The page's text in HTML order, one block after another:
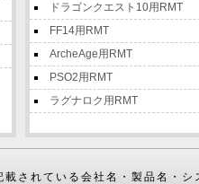
ドラゴンクエスト10用RMT
FF14用RMT
ArcheAge用RMT
PSO2用RMT
ラグナロク用RMT
載されている会社名・製品名・